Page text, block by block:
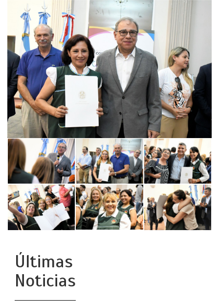
Últimas
Noticias